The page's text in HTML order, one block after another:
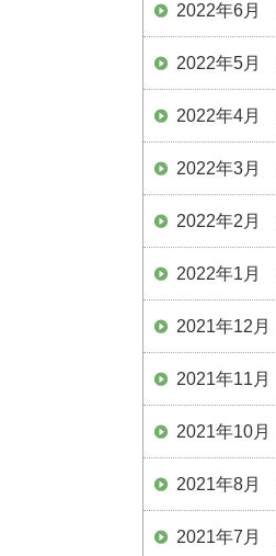
2022年6月
2022年5月
2022年4月
2022年3月
2022年2月
2022年1月
2021年12月
2021年11月
2021年10月
2021年8月
2021年7月